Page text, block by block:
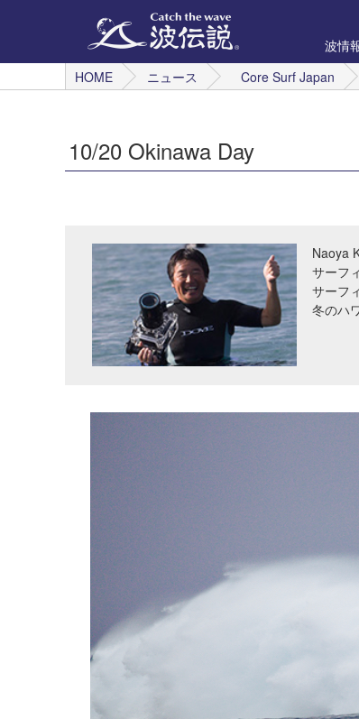
波情
HOME
ニュース Core Surf Japan
10/20 Okinawa Day
Naoya
サーフ
サーフ
冬のハ